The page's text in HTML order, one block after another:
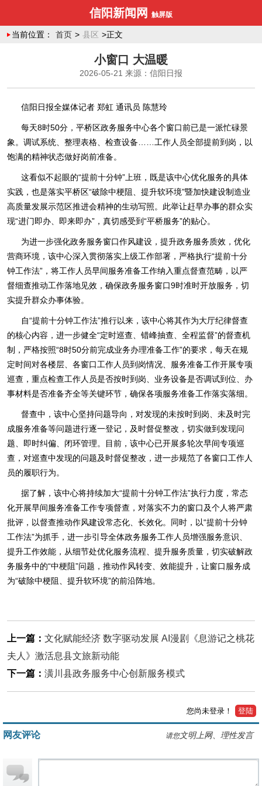
信阳新闻网 触屏版
当前位置： 首页 > 县区 >正文
小窗口 大温暖
2026-05-21 来源：信阳日报
信阳日报全媒体记者 郑虹 通讯员 陈慧玲
每天8时50分，平桥区政务服务中心各个窗口前已是一派忙碌景
象。调试系统、整理表格、检查设备……工作人员全部提前到岗，以
饱满的精神状态做好岗前准备。
这看似不起眼的“提前十分钟”上班，既是该中心优化服务的具体
实践，也是落实平桥区“破除中梗阻、提升软环境”暨加快建设制造业
高质量发展示范区推进会精神的生动写照。此举让赶早办事的群众实
现“进门即办、即来即办”，真切感受到“平桥服务”的贴心。
为进一步强化政务服务窗口作风建设，提升政务服务质效，优化
营商环境，该中心深入贯彻落实上级工作部署，严格执行“提前十分
钟工作法”，将工作人员早间服务准备工作纳入重点督查范畴，以严
督细查推动工作落地见效，确保政务服务窗口9时准时开放服务，切
实提升群众办事体验。
自“提前十分钟工作法”推行以来，该中心将其作为大厅纪律督查
的核心内容，进一步健全“定时巡查、错峰抽查、全程监督”的督查机
制，严格按照“8时50分前完成业务办理准备工作”的要求，每天在规
定时间对各楼层、各窗口工作人员到岗情况、服务准备工作开展专项
巡查，重点检查工作人员是否按时到岗、业务设备是否调试到位、办
事材料是否准备齐全等关键环节，确保各项服务准备工作落实落细。
督查中，该中心坚持问题导向，对发现的未按时到岗、未及时完
成服务准备等问题进行逐一登记，及时督促整改，切实做到发现问
题、即时纠偏、闭环管理。目前，该中心已开展多轮次早间专项巡
查，对巡查中发现的问题及时督促整改，进一步规范了各窗口工作人
员的履职行为。
据了解，该中心将持续加大“提前十分钟工作法”执行力度，常态
化开展早间服务准备工作专项督查，对落实不力的窗口及个人将严肃
批评，以督查推动作风建设常态化、长效化。同时，以“提前十分钟
工作法”为抓手，进一步引导全体政务服务工作人员增强服务意识、
提升工作效能，从细节处优化服务流程、提升服务质量，切实破解政
务服务中的“中梗阻”问题，推动作风转变、效能提升，让窗口服务成
为“破除中梗阻、提升软环境”的前沿阵地。
上一篇： 文化赋能经济 数字驱动发展 AI漫剧《息游记之桃花
夫人》激活息县文旅新动能
下一篇： 潢川县政务服务中心创新服务模式
您尚未登录！ 登陆
请您文明上网、理性发言
网友评论